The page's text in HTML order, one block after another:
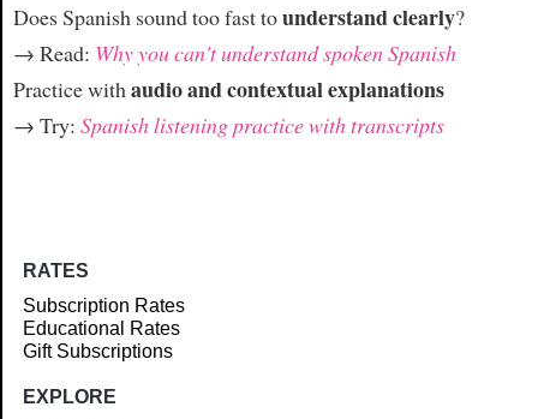
Does Spanish sound too fast tounderstand clearly?
→ Read: Why you can't understand spoken Spanish
Practice withaudio and contextual explanations
→ Try: Spanish listening practice with transcripts
RATES
Subscription Rates
Educational Rates
Gift Subscriptions
EXPLORE